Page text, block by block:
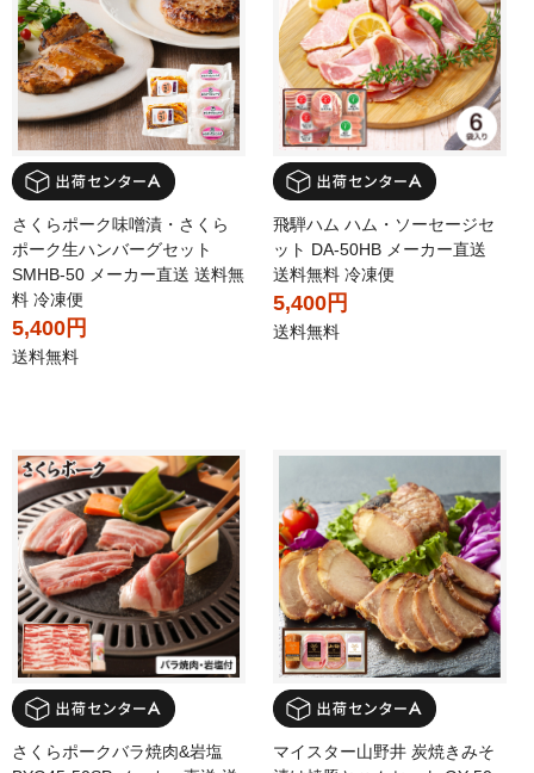
さくらポーク味噌漬・さくら
ポーク生ハンバーグセット
SMHB-50 メーカー直送 送料無
料 冷凍便
5,400円
送料無料
飛騨ハム ハム・ソーセージセ
ット DA-50HB メーカー直送
送料無料 冷凍便
5,400円
送料無料
さくらポークバラ焼肉&岩塩
マイスター山野井 炭焼きみそ